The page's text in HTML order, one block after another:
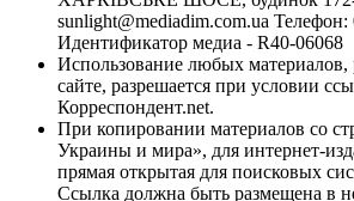
sunlight@mediadim.com.ua Телефон:
Идентификатор медиа - R40-06068
Использование любых
сайте, разрешается при условии
Корреспондент.net.
При копировании материалов со
Украины и мира», для интернет-
прямая открытая для поисковых
Ссылка должна быть размещена в